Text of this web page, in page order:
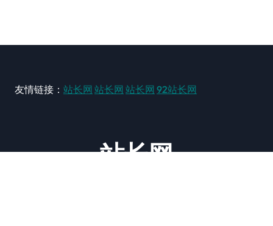
友情链接： 站长网 站长网 站长网 92站长网
站长网